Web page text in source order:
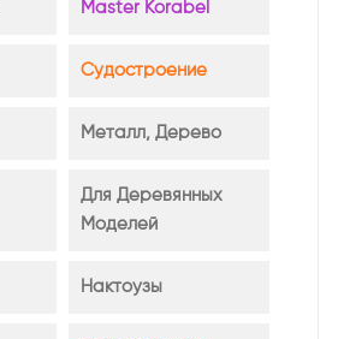
Master Korabel
Судостроение
Металл, Дерево
Для Деревянных
Моделей
Нактоузы